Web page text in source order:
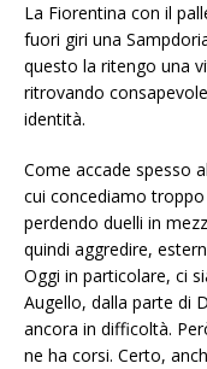
La Fiorentina con il
fuori giri una
questo la ritengo una
ritrovando
identità.
Come accade spesso
cui concediamo
perdendo duelli in
quindi aggredire,
Oggi in particolare, ci
Augello, dalla parte di
ancora in difficoltà.
ne ha corsi. Certo,